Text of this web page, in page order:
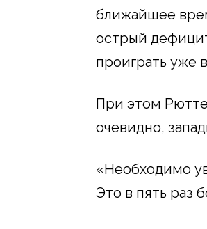
ближайшее
острый
проиграть уже
При этом
очевидно,
«Необходимо
Это в пять раз